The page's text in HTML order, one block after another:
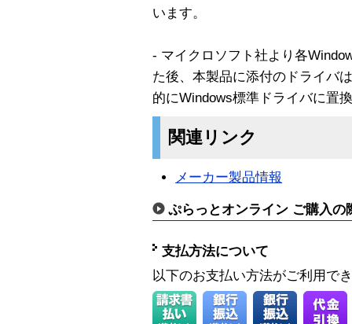
います。
- マイクロソフト社より各
た後、本製品に添付のドライバ
的にWindows標準ドライバに置
関連リンク
メーカー製品情報
ぷらっとオンライン ご購入の
支払方法について
以下のお支払い方法がご利用で